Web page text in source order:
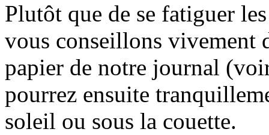
Plutôt que de se fatiguer
vous conseillons vivement
papier de notre journal
pourrez ensuite
soleil ou sous la couette.